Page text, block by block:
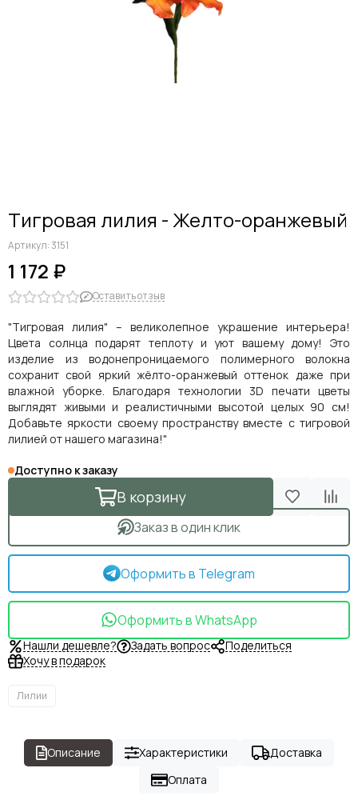
Ранункулюсы
Гладиолусы
Другие цветы
Космеи, ромашки
Тигровая лилия - Желто-оранжевый
Артикул:3151
1 172 ₽
Оставить отзыв
"Тигровая лилия" – великолепное украшение интерьера!
Цвета солнца подарят теплоту и уют вашему дому! Это
изделие из водонепроницаемого полимерного волокна
сохранит свой яркий жёлто-оранжевый оттенок даже при
влажной уборке. Благодаря технологии 3D печати цветы
выглядят живыми и реалистичными высотой целых 90 см!
Добавьте яркости своему пространству вместе с тигровой
лилией от нашего магазина!"
Доступно к заказу
В корзину
Заказ в один клик
Оформить в Telegram
Оформить в WhatsApp
Нашли дешевле? Задать вопрос
Поделиться
Хочу в подарок
Лилии
Описание Характеристики
Доставка
Оплата